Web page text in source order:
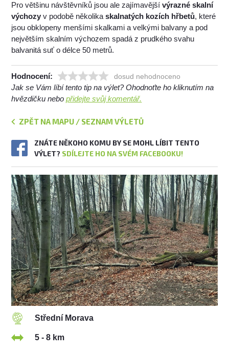
Pro většinu návštěvníků jsou ale zajímavějšívýrazné skalní
výchozy v podobě několikaskalnatých kozích hřbetů, které
jsou obklopeny menšími skalkami a velkými balvany a pod
největším skalním výchozem spadá z prudkého svahu
balvanitá suť o délce 50 metrů.
Hodnocení: dosud nehodnoceno
Jak se Vám líbí tento tip na výlet? Ohodnoťte ho kliknutím na
hvězdičku nebopřidejte svůj komentář.
ZPĚT NA MAPU / SEZNAM VÝLETŮ
ZNÁTE NĚKOHO KOMU BY SE MOHL LÍBIT TENTO
VÝLET? SDÍLEJTE HO NA SVÉM FACEBOOKU!
Střední Morava
5 - 8 km